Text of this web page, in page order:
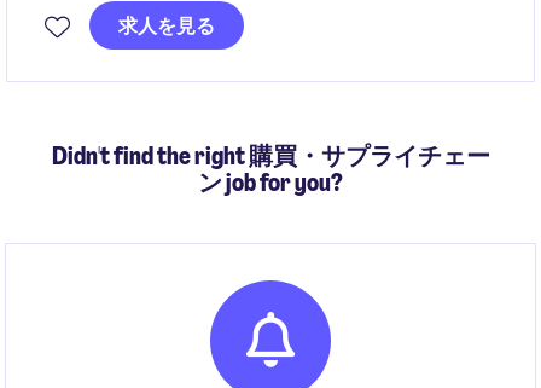
フォワーダー・物流会社・船会社での実務経験を活か
しながら、少人数組織で幅広い国際物流業務に関われ
求人を見る
Didn't find the right 購買・サプライチェー
ン job for you?